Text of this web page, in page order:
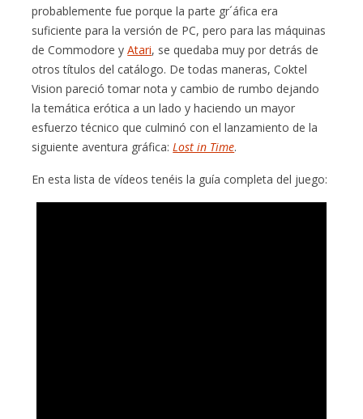
probablemente fue porque la parte gr´áfica era
suficiente para la versión de PC, pero para las máquinas
de Commodore yAtari, se quedaba muy por detrás de
otros títulos del catálogo. De todas maneras, Coktel
Vision pareció tomar nota y cambio de rumbo dejando
la temática erótica a un lado y haciendo un mayor
esfuerzo técnico que culminó con el lanzamiento de la
siguiente aventura gráfica: Lost in Time.
En esta lista de vídeos tenéis la guía completa del juego: